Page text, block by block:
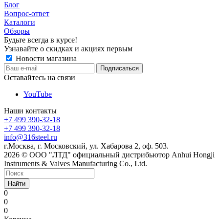
Блог
Вопрос-ответ
Каталоги
Обзоры
Будьте всегда в курсе!
Узнавайте о скидках и акциях первым
Новости магазина
Оставайтесь на связи
YouTube
Наши контакты
+7 499 390-32-18
+7 499 390-32-18
info@316steel.ru
г.Москва, г. Московский, ул. Хабарова 2, оф. 503.
2026 © ООО "ЛТД" официальный дистрибьютор Anhui Hongji
Instruments & Valves Manufacturing Co., Ltd.
Найти
0
0
0